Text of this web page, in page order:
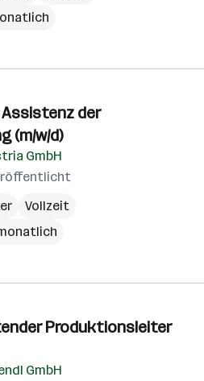
der
(m/w/d)
GmbH
Vollzeit
Produktionsleiter
GmbH